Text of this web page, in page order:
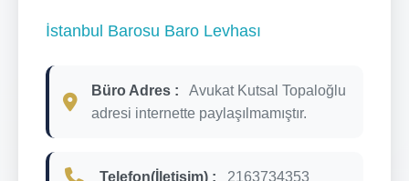
İstanbul Barosu Baro Levhası
Büro Adres :
Avukat Kutsal Topaloğlu
adresi internette paylaşılmamıştır.
Telefon(İletişim) : 2163734353